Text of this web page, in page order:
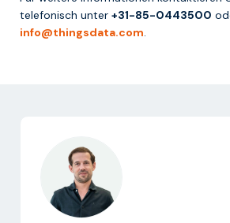
telefonisch unter +31-85-0443500
info@thingsdata.com.